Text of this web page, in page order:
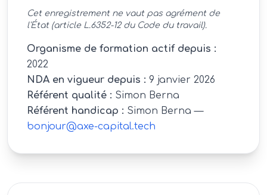
Cet enregistrement ne vaut pas agrément de
l'État (article L.6352-12 du Code du travail).
Organisme de formation actif depuis :
2022
NDA en vigueur depuis : 9 janvier 2026
Référent qualité : Simon Berna
Référent handicap : Simon Berna —
bonjour@axe-capital.tech